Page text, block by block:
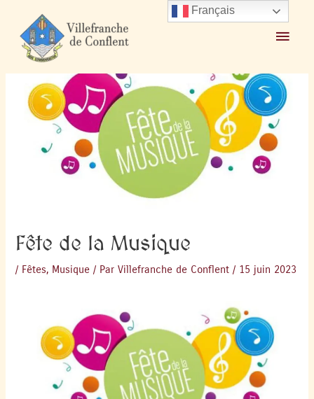
Accueil 2023 juin 15
Fête de la Musique
/ Fêtes, Musique / ParVillefranche de Conflent / 15 juin 2023
Français